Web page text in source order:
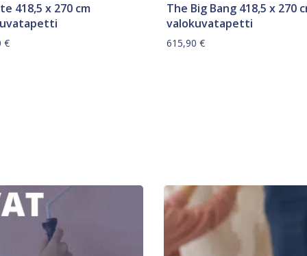
418,5 x 270 cm
€
The Big Bang 418,5 x 270
valokuvatapetti
615,90 €